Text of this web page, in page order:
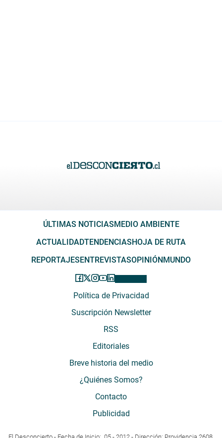
ÚLTIMAS NOTICIASMEDIO AMBIENTE
ACTUALIDADTENDENCIASHOJA DE RUTA
REPORTAJESENTREVISTASOPINIÓNMUNDO
Política de Privacidad
Suscripción Newsletter
RSS
Editoriales
Breve historia del medio
¿Quiénes Somos?
Contacto
Publicidad